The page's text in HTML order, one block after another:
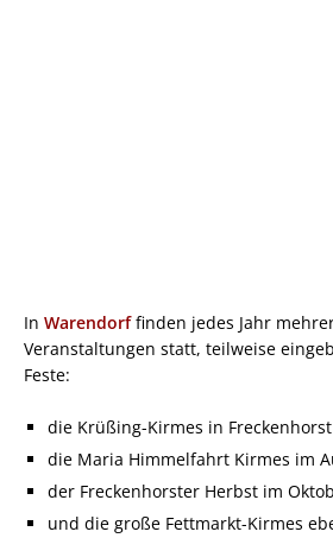
In Warendorffinden jedes Jahr
Veranstaltungen statt, teilweise
Feste:
die Krüßing-Kirmes in
die Maria Himmelfahrt Kirmes im
der Freckenhorster Herbst im
und die große Fettmarkt-Kirmes